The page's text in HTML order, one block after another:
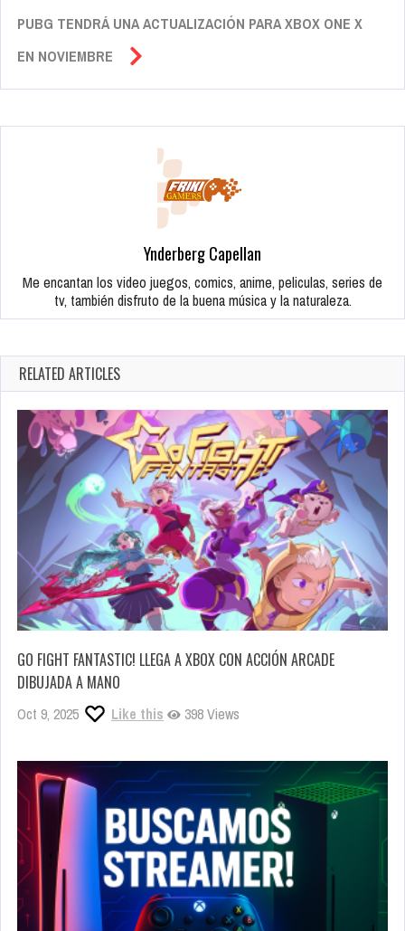
PUBG TENDRÁ UNA ACTUALIZACIÓN PARA XBOX ONE X
EN NOVIEMBRE
Ynderberg Capellan
Me encantan los video juegos, comics, anime, peliculas, series de
tv, también disfruto de la buena música y la naturaleza.
RELATED ARTICLES
GO FIGHT FANTASTIC! LLEGA A XBOX CON ACCIÓN ARCADE
DIBUJADA A MANO
Oct 9, 2025 Like this 398 Views